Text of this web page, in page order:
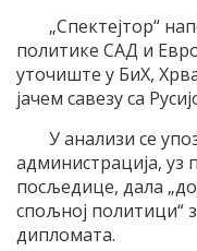
„Спектејтор“
политике САД и
уточиште у БиХ,
јачем савезу са
У анализи се
администрација, уз
посљедице, дала
спољној
дипломата.